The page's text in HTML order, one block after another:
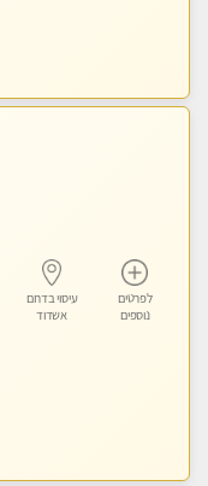
לפרטים
נוספים
עיסוי בדרום
אשדוד